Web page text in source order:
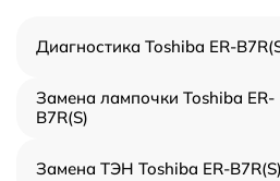
Диагностика Toshiba ER-
Замена лампочки Toshiba ER-
B7R(S)
Замена ТЭН Toshiba ER-B7R(S)